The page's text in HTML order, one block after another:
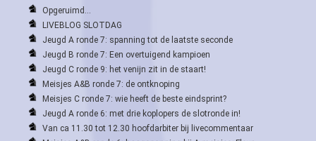
Opgeruimd…
LIVEBLOG SLOTDAG
Jeugd A ronde 7: spanning tot de laatste seconde
Jeugd B ronde 7: Een overtuigend kampioen
Jeugd C ronde 9: het venijn zit in de staart!
Meisjes A&B ronde 7: de ontknoping
Meisjes C ronde 7: wie heeft de beste eindsprint?
Jeugd A ronde 6: met drie koplopers de slotronde in!
Van ca 11.30 tot 12.30 hoofdarbiter bij livecommentaar